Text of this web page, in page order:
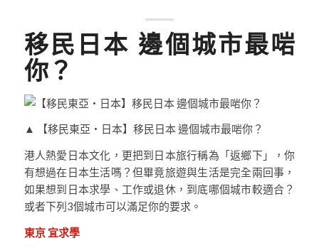
移民日本 邊個城市最啱
你？
▲ 【移民東亞‧日本】移民日本 邊個城市最啱你？
港人熱愛日本文化，更把到日本旅行稱為「返鄉下」，你
有想過在日本生活嗎？但畢竟旅遊與生活是完全兩回事，
如果想到日本求學、工作或退休，到底哪個城市較適合？
或者下列3個城市可以滿足你的要求。
東京 宜求學